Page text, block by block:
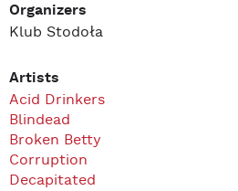
Organizers
Klub Stodoła
Artists
Acid Drinkers
Blindead
Broken Betty
Corruption
Decapitated